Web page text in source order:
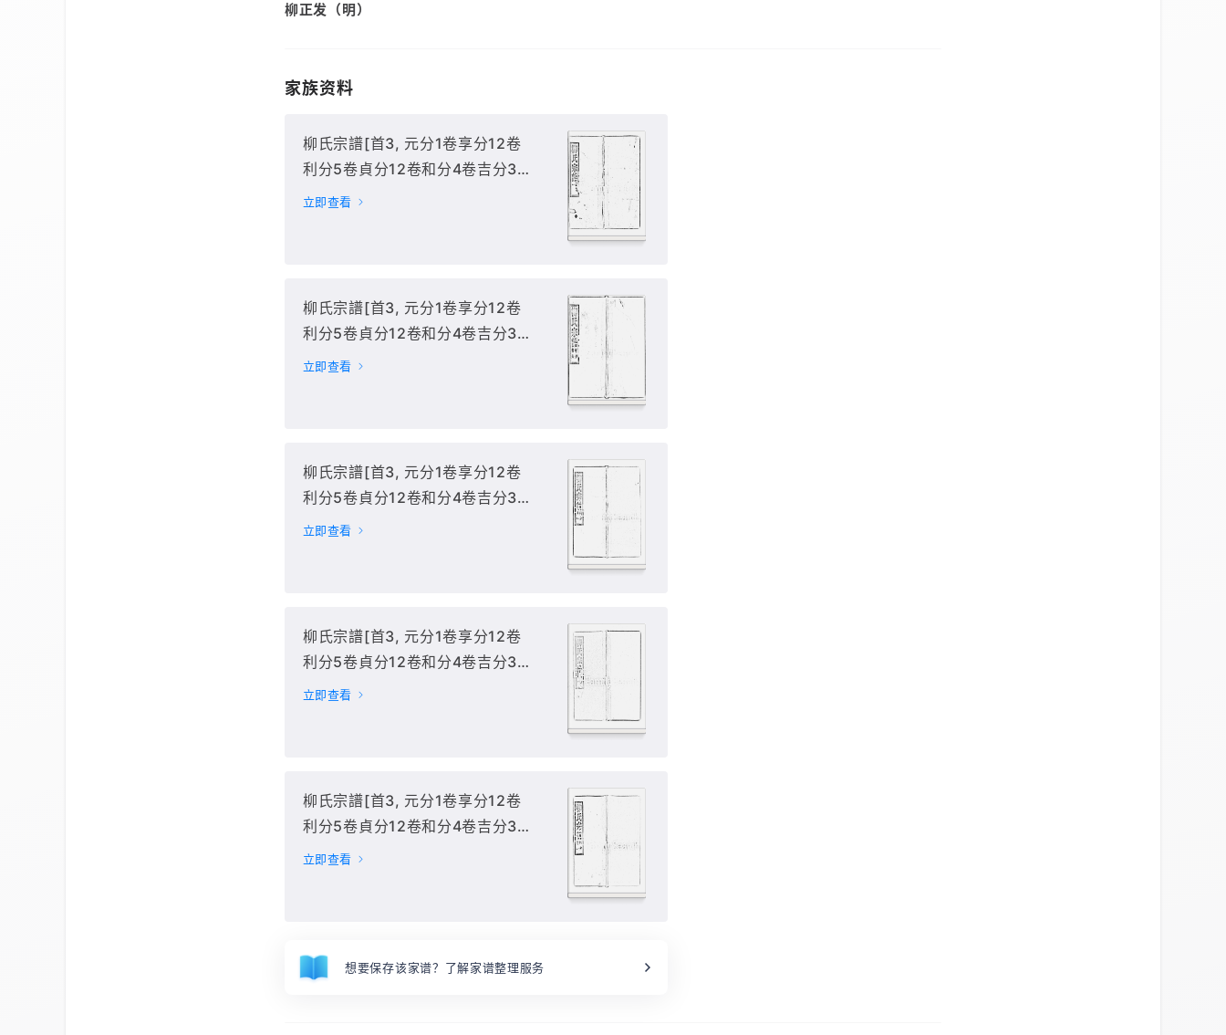
柳正发（明）
家族资料
柳氏宗譜[首3, 元分1卷享分12卷
利分5卷貞分12卷和分4卷吉分3
卷](紹惠堂) : 存18冊(缺元分) : 1-
立即查看
柳氏宗譜[首3, 元分1卷享分12卷
利分5卷貞分12卷和分4卷吉分3
卷](紹惠堂) : 存18冊(缺元分) :
立即查看
柳氏宗譜[首3, 元分1卷享分12卷
利分5卷貞分12卷和分4卷吉分3
卷](紹惠堂) : 存18冊(缺元分) :
立即查看
柳氏宗譜[首3, 元分1卷享分12卷
利分5卷貞分12卷和分4卷吉分3
卷](紹惠堂) : 存18冊(缺元分) :
立即查看
柳氏宗譜[首3, 元分1卷享分12卷
利分5卷貞分12卷和分4卷吉分3
卷](紹惠堂) : 存18冊(缺元分) :
立即查看
想要保存该家谱？了解家谱整理服务